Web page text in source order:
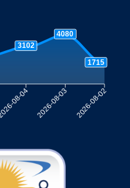
3102
4080
1715
2026-08-04 2026-08-03 2026-08-02